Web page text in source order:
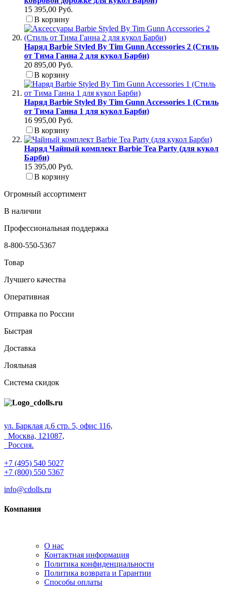
15 395,00 Руб.
В корзину
Наряд Barbie Styled By Tim Gunn Accessories 2 (Стиль
от Тима Ганна 2 для кукол Барби)
20 895,00 Руб.
В корзину
Наряд Barbie Styled By Tim Gunn Accessories 1 (Стиль
от Тима Ганна 1 для кукол Барби)
16 995,00 Руб.
В корзину
Наряд Чайный комплект Barbie Tea Party (для кукол
Барби)
15 395,00 Руб.
В корзину
Огромный ассортимент
В наличии
Профессиональная поддержка
8-800-550-5367
Товар
Лучшего качества
Оперативная
Отправка по России
Быстрая
Доставка
Лояльная
Система скидок
ул. Барклая д.6 стр. 5, офис 116,
Москва, 121087,
Россия.
+7 (495) 540 5027
+7 (800) 550 5367
info@cdolls.ru
Компания
О нас
Контактная информация
Политика конфиденциальности
Политика возврата и Гарантии
Способы оплаты